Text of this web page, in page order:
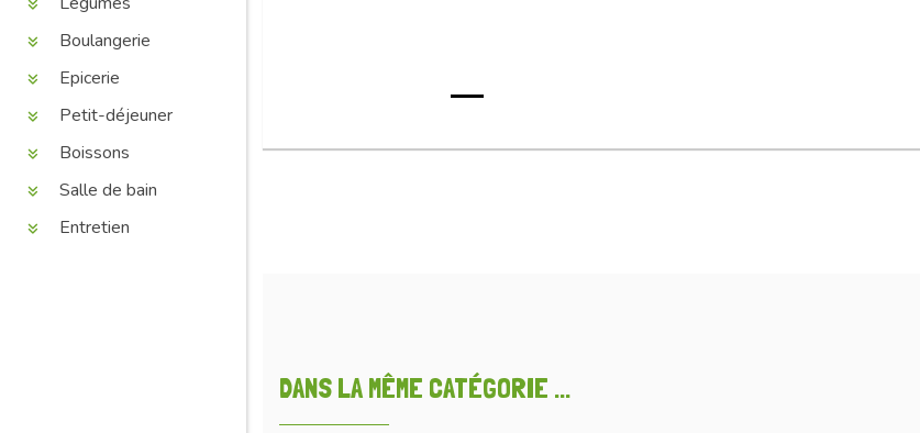
Boulangerie
Epicerie
Petit-déjeuner
Boissons
Salle de bain
Entretien
DANS LA MÊME CATÉGORIE ...